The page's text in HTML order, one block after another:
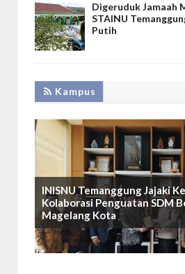
Digeruduk Jamaah
STAINU
Putih
Kampus
INISNU Temanggung Jajaki
Kolaborasi Penguatan SDM
Magelang Kota